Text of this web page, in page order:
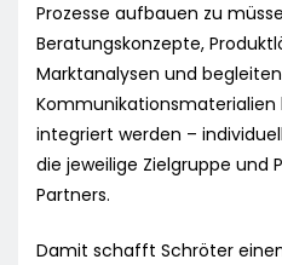
Prozesse aufbauen zu
Beratungskonzepte,
Marktanalysen und
Kommunikationsmaterialien
integriert werden –
die jeweilige Zielgruppe und
Partners.
Damit schafft Schröter